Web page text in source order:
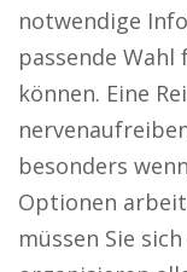
notwendige
passende
können. Eine
besonders
Optionen
müssen Sie